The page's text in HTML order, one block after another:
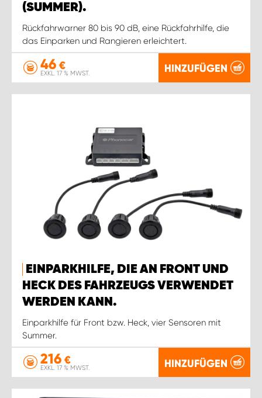
(SUMMER).
Rückfahrwarner 80 bis 90 dB, eine Rückfahrhilfe, die
das Einparken und Rangieren erleichtert.
46 €
EXKL. 17 % MWST. HINZUFÜGEN
EINPARKHILFE, DIE AN FRONT UND
HECK DES FAHRZEUGS VERWENDET
WERDEN KANN.
Einparkhilfe für Front bzw. Heck, vier Sensoren mit
Summer.
216 €
EXKL. 17 % MWST. HINZUFÜGEN